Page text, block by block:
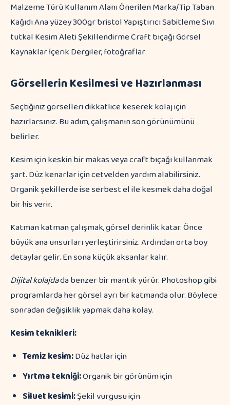
Malzeme Türü Kullanım Alanı Önerilen Marka/Tip Taban
Kağıdı Ana yüzey 300gr bristol Yapıştırıcı Sabitleme Sıvı
tutkal Kesim Aleti Şekillendirme Craft bıçağı Görsel
Kaynaklar İçerik Dergiler, fotoğraflar
Görsellerin Kesilmesi ve Hazırlanması
Seçtiğiniz görselleri dikkatlice keserek kolaj için
hazırlarsınız. Bu adım, çalışmanın son görünümünü
belirler.
Kesim için keskin bir makas veya craft bıçağı kullanmak
şart. Düz kenarlar için cetvelden yardım alabilirsiniz.
Organik şekillerde ise serbest el ile kesmek daha doğal
bir his verir.
Katman katman çalışmak, görsel derinlik katar. Önce
büyük ana unsurları yerleştirirsiniz. Ardından orta boy
detaylar gelir. En sona küçük aksanlar kalır.
Dijital kolajdada benzer bir mantık yürür. Photoshop gibi
programlarda her görsel ayrı bir katmanda olur. Böylece
sonradan değişiklik yapmak daha kolay.
Kesim teknikleri:
Temiz kesim:Düz hatlar için
Yırtma tekniği:Organik bir görünüm için
Siluet kesimi:Şekil vurgusu için